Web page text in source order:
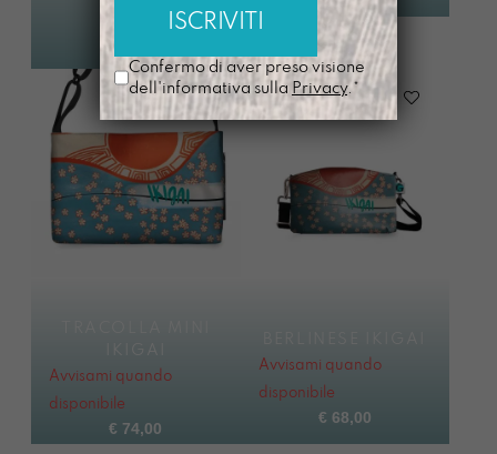
Avvisami quando
disponibile
€ 74,00
Avvisami quando
disponibile
€ 68,00
Confermo di aver preso visione
dell'informativa sulla Privacy.*